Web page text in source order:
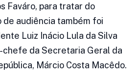
Faváro, para tratar do
de audiência também foi
Luiz Inácio Lula da Silva
chefe da Secretaria Geral da
Márcio Costa Macêdo.